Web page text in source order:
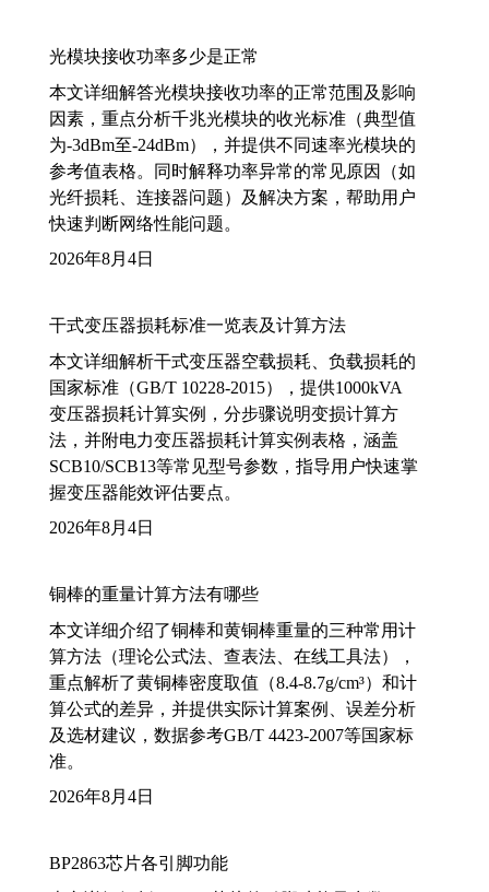
光模块接收功率多少是正常
本文详细解答光模块接收功率的正常范围及影响
因素，重点分析千兆光模块的收光标准（典型值
为-3dBm至-24dBm），并提供不同速率光模块的
参考值表格。同时解释功率异常的常见原因（如
光纤损耗、连接器问题）及解决方案，帮助用户
快速判断网络性能问题。
2026年8月4日
干式变压器损耗标准一览表及计算方法
本文详细解析干式变压器空载损耗、负载损耗的
国家标准（GB/T 10228-2015），提供1000kVA
变压器损耗计算实例，分步骤说明变损计算方
法，并附电力变压器损耗计算实例表格，涵盖
SCB10/SCB13等常见型号参数，指导用户快速掌
握变压器能效评估要点。
2026年8月4日
铜棒的重量计算方法有哪些
本文详细介绍了铜棒和黄铜棒重量的三种常用计
算方法（理论公式法、查表法、在线工具法），
重点解析了黄铜棒密度取值（8.4-8.7g/cm³）和计
算公式的差异，并提供实际计算案例、误差分析
及选材建议，数据参考GB/T 4423-2007等国家标
准。
2026年8月4日
BP2863芯片各引脚功能